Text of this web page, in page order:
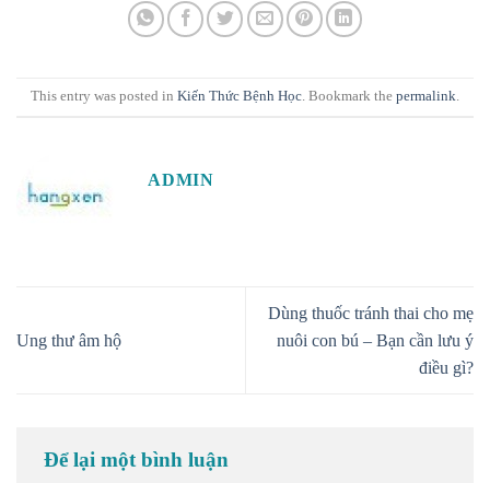
This entry was posted in Kiến Thức Bệnh Học. Bookmark the permalink.
ADMIN
Ung thư âm hộ
Dùng thuốc tránh thai cho mẹ
nuôi con bú – Bạn cần lưu ý
điều gì?
Để lại một bình luận